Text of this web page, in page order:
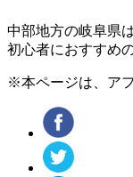
中部地方の岐阜県
初心者におすすめ
※本ページは、ア